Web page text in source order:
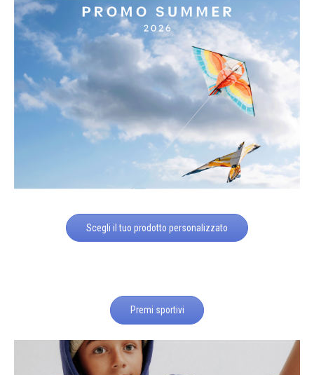
Scegli il tuo prodotto personalizzato
Premi sportivi